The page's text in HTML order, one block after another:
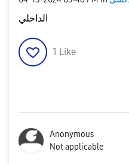
الداخلي
1 Like
Anonymous
Not applicable